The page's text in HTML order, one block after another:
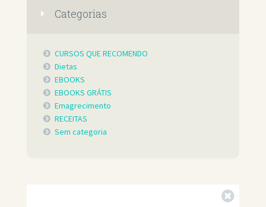
Categorias
CURSOS QUE RECOMENDO
Dietas
EBOOKS
EBOOKS GRÁTIS
Emagrecimento
RECEITAS
Sem categoria